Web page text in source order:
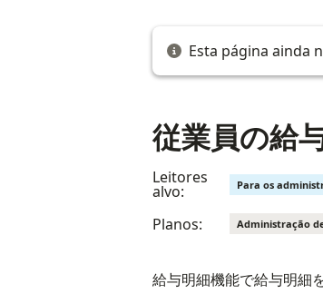
Esta página ainda
従業員の給
Leitores
alvo: Para os
Planos: Administração
給与明細機能で給与明細